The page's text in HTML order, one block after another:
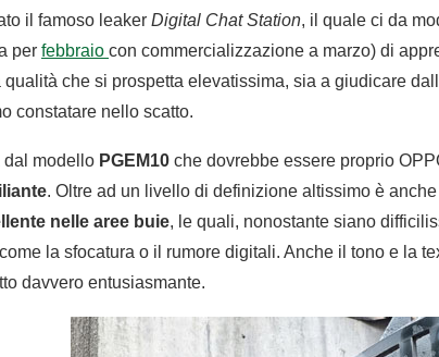
il famoso leaker Digital Chat Station, il quale ci da
per febbraio con commercializzazione a marzo) di
qualità che si prospetta elevatissima, sia a giudicare
constatare nello scatto.
dal modello PGEM10 che dovrebbe essere proprio
. Oltre ad un livello di definizione altissimo è
nelle aree buie, le quali, nonostante siano
come la sfocatura o il rumore digitali. Anche il tono e la
davvero entusiasmante.